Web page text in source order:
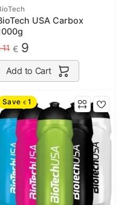
USA Carbox
11 € 9
Add to Cart
Save € 1